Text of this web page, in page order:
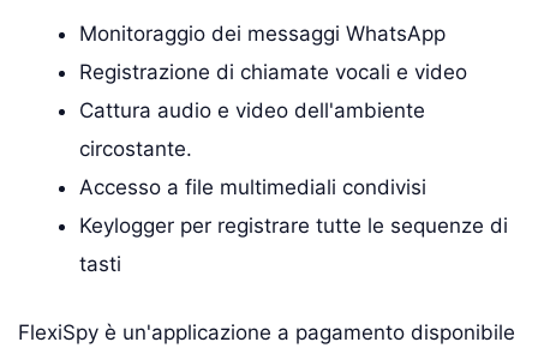
Monitoraggio dei messaggi WhatsApp
Registrazione di chiamate vocali e video
Cattura audio e video dell'ambiente
circostante.
Accesso a file multimediali condivisi
Keylogger per registrare tutte le sequenze di
tasti
FlexiSpy è un'applicazione a pagamento disponibile